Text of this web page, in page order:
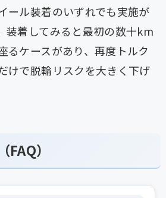
ール装着のいずれでも実施が
装着してみると最初の数十km
るケースがあり、再度トルク
けで脱輪リスクを大きく下げ
）